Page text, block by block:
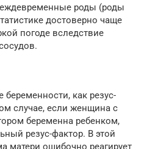
роды (роды
достоверно чаще
погоде вследствие
как резус-
случае, если женщина с
беременна ребенком,
резус-фактор. В этой
матери ошибочно реагирует